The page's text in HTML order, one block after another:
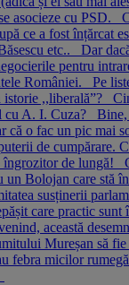
asocieze cu PSD.
ce a fost înțărcat
etc.. Dar
pentru
României. Pe
,,liberală”?
cu A. I. Cuza? Bine,
că o fac un pic mai
de cumpărare.
de lungă!
un Bolojan care stă
susținerii
care practic sunt
această
Mureșan să
febra micilor